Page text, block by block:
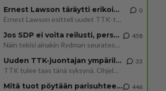
Ernest Lawson täräytti erikoisen heiton TTK-lehdistötilaisuudessa: " Onko tässä tarkoituksena...?"
Ernest Lawson esitteli uudet TTK-tähtioppilaat ja opettajat torstaina 6.8. lehdistölle. Tulevalla kaudella on yksi hausk
0
Jos SDP ei voita reilusti, persut kumoavat demokratian Suomesta
Näin tekisi ainakin Rydman seuratessaan idolinsa Trumpin mallia https://www.is.fi/politiikka/art-2000012187244.html
458
Uuden TTK-juontajan ympärillä epätietoisuus sakenee - Nyt MTV hämmentää soppaa
TTK tulee taas tänä syksynä. Ohjelman uudet tähtioppilaat julkistetaan torstaina 6. elokuuta klo 14 alkavassa lehdistö
33
Mitä tuot pöytään parisuhteessa? 446